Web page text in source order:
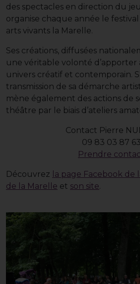
des spectacles en direction du
organise chaque année le
arts vivants la Marelle.
Ses créations, diffusées
une véritable volonté d’apporter
univers créatif et contemporain.
transmission de sa démarche
mène également des actions de
théâtre par le biais d’ateliers
Contact Pierre
09 83 03 87 63
Prendre
Découvrez la page Facebook de
de la Marelle et son site.